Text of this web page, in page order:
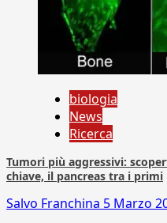
biologia
News
Ricerca
Tumori più aggressivi:
chiave, il pancreas tra i primi
Salvo Franchina 5 Marzo